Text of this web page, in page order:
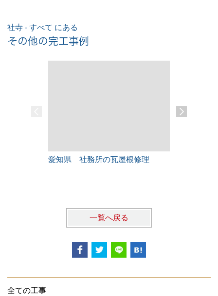
社寺 - すべて にある
その他の完工事例
愛知県 社務所の瓦屋根修理
一覧へ戻る
全ての工事